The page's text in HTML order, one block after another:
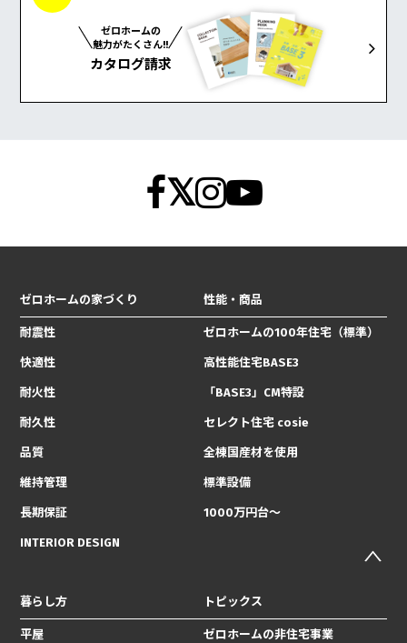
ゼロホームの
魅力がたくさん!!
カタログ請求
ゼロホームの家づくり
耐震性
快適性
耐火性
耐久性
品質
維持管理
長期保証
INTERIOR DESIGN
性能・商品
ゼロホームの100年住宅（標準）
高性能住宅BASE3
「BASE3」CM特設
セレクト住宅 cosie
全棟国産材を使用
標準設備
1000万円台〜
暮らし方
平屋
トピックス
ゼロホームの非住宅事業